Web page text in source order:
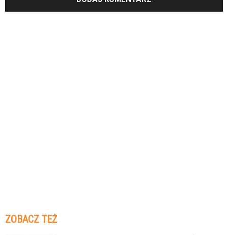
ZOBACZ TEŻ